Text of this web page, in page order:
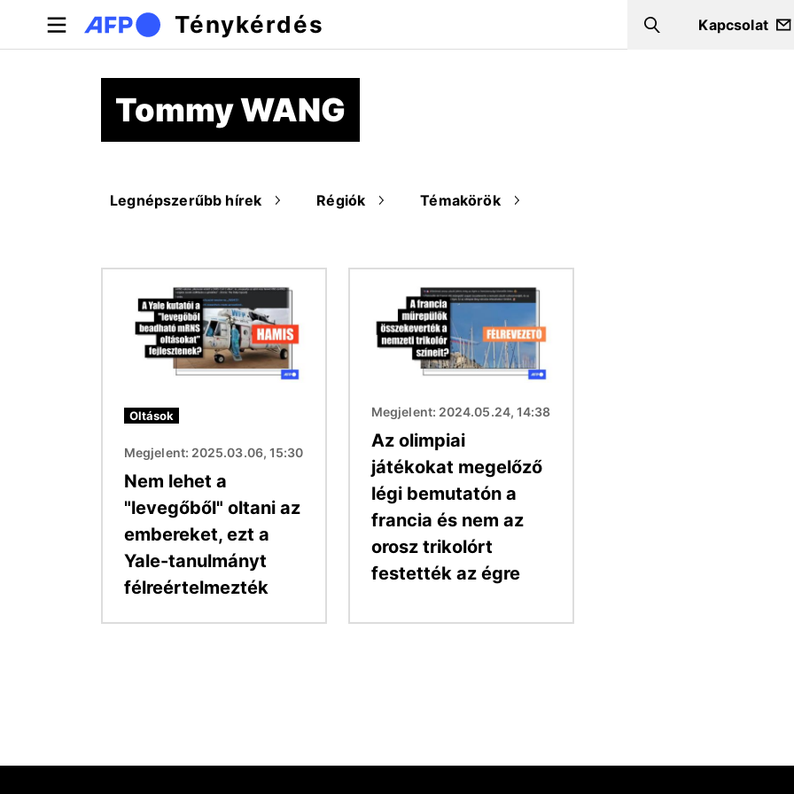
Ténykérdés Search
Kapcsolat
Tommy WANG
Legnépszerűbb hírek Régiók Témakörök
Oltások
Megjelent: 2025.03.06, 15:30
Nem lehet a
"levegőből" oltani az
embereket, ezt a
Yale-tanulmányt
félreértelmezték
Megjelent: 2024.05.24, 14:38
Az olimpiai
játékokat megelőző
légi bemutatón a
francia és nem az
orosz trikolórt
festették az égre